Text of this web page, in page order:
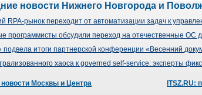
новости Нижнего Новгорода и
RPA-рынок переходит от автоматизации задач к
программисты обсудили переход на отечественные ОС
итоги партнерской конференции «Весенний
хаоса к governed self-service: эксперты
новости Москвы и Центра ITSZ.RU: